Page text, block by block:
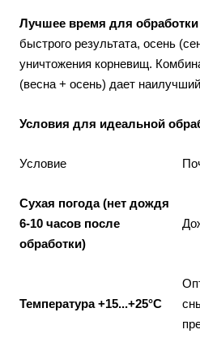
Лучшее время для
быстрого результата, осень
уничтожения корневищ.
(весна + осень) дает наилучший
Условия для идеальной
Условие
Сухая погода (нет дождя
6-10 часов после
обработки)
Температура +15...+25°C